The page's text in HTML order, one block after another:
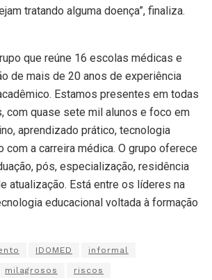
tratando alguma doença”, finaliza.
que reúne 16 escolas médicas e
de mais de 20 anos de experiência
Estamos presentes em todas
com quase sete mil alunos e foco em
aprendizado prático, tecnologia
com a carreira médica. O grupo oferece
pós, especialização, residência
atualização. Está entre os líderes na
educacional voltada à formação
IDOMED informal
milagrosos riscos